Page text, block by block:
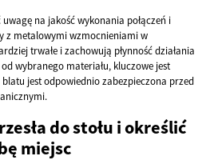
na jakość wykonania połączeń i
z metalowymi wzmocnieniami w
trwałe i zachowują płynność działania
wybranego materiału, kluczowe jest
jest odpowiednio zabezpieczona przed
do stołu i określić
miejsc